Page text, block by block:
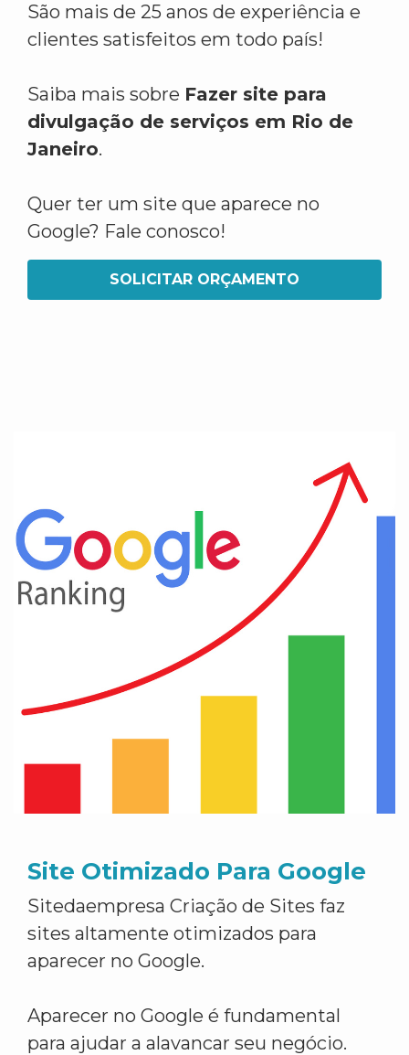
São mais de 25 anos de experiência e
clientes satisfeitos em todo país!
Saiba mais sobre Fazer site para
divulgação de serviços em Rio de
Janeiro.
Quer ter um site que aparece no
Google? Fale conosco!
SOLICITAR ORÇAMENTO
Site Otimizado Para Google
Sitedaempresa Criação de Sites faz
sites altamente otimizados para
aparecer no Google.
Aparecer no Google é fundamental
para ajudar a alavancar seu negócio.